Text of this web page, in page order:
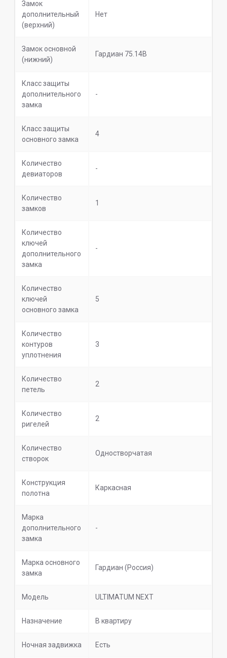
Замок
дополнительный
(верхний)
Нет
Замок основной
(нижний)
Гардиан 75.14В
Класс защиты
дополнительного
замка
-
Класс защиты
основного замка
4
Количество
девиаторов
-
Количество
замков
1
Количество
ключей
дополнительного
замка
-
Количество
ключей
основного замка
5
Количество
контуров
уплотнения
3
Количество
петель
2
Количество
ригелей
2
Количество
створок
Одностворчатая
Конструкция
полотна
Каркасная
Марка
дополнительного
замка
-
Марка основного
замка
Гардиан (Россия)
Модель ULTIMATUM NEXT
Назначение В квартиру
Ночная задвижка Есть